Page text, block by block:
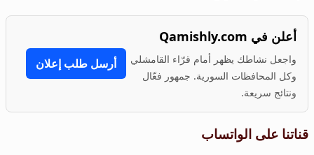
أعلن في Qamishly.com
واجعل نشاطك يظهر أمام قرّاء القامشلي
وكل المحافظات السورية. جمهور فعّال
ونتائج سريعة.
أرسل طلب إعلان
قناتنا على الواتساب